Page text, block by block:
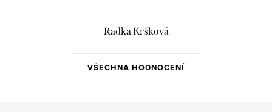
VŠECHNA HODNOCENÍ
Radka Kršková